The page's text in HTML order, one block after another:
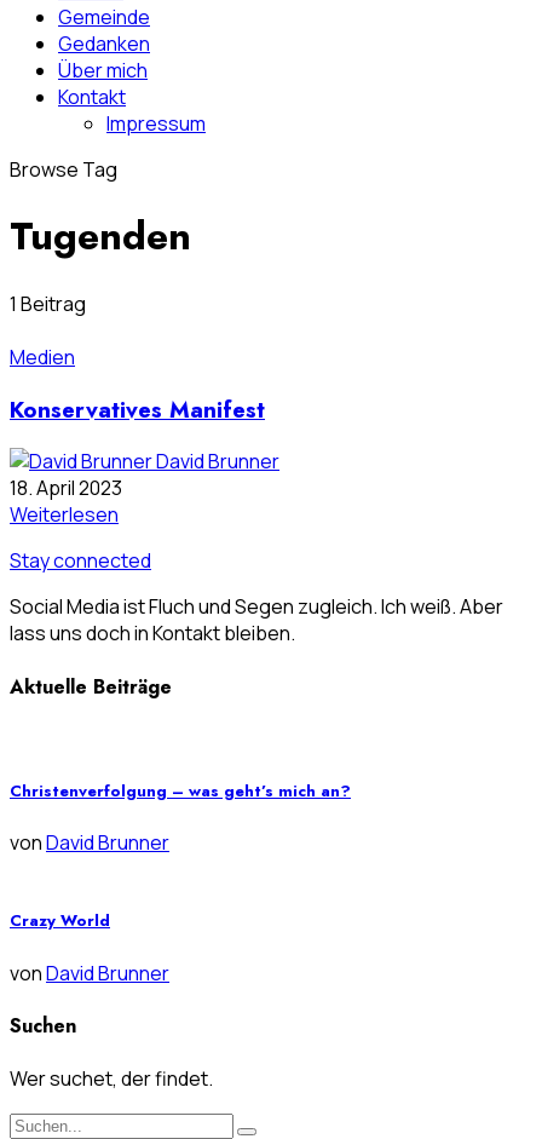
Gemeinde
Gedanken
Über mich
Kontakt
Impressum
Browse Tag
Tugenden
1 Beitrag
Medien
Konservatives Manifest
David Brunner
18. April 2023
Weiterlesen
Stay connected
Social Media ist Fluch und Segen zugleich. Ich weiß. Aber
lass uns doch in Kontakt bleiben.
Aktuelle Beiträge
Christenverfolgung – was geht’s mich an?
vonDavid Brunner
Crazy World
vonDavid Brunner
Suchen
Wer suchet, der findet.